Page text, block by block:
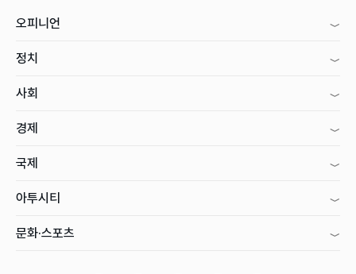
오피니언
정치
사회
경제
국제
아투시티
문화·스포츠